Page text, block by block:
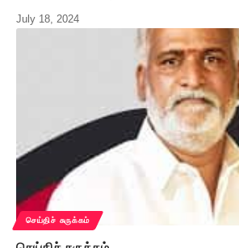
July 18, 2024
செய்திச் சுருக்கம்